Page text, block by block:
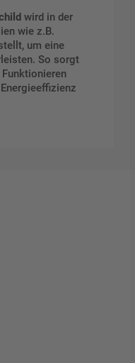
wird in der
wie z.B.
um eine
So sorgt